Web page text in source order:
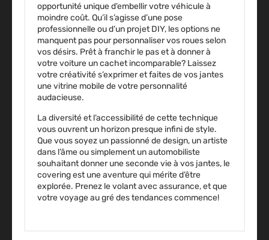
opportunité unique d’embellir votre véhicule à
moindre coût. Qu’il s’agisse d’une pose
professionnelle ou d’un projet DIY, les options ne
manquent pas pour personnaliser vos roues selon
vos désirs. Prêt à franchir le pas et à donner à
votre voiture un cachet incomparable? Laissez
votre créativité s’exprimer et faites de vos jantes
une vitrine mobile de votre personnalité
audacieuse.
La diversité et l’accessibilité de cette technique
vous ouvrent un horizon presque infini de style.
Que vous soyez un passionné de design, un artiste
dans l’âme ou simplement un automobiliste
souhaitant donner une seconde vie à vos jantes, le
covering est une aventure qui mérite d’être
explorée. Prenez le volant avec assurance, et que
votre voyage au gré des tendances commence!